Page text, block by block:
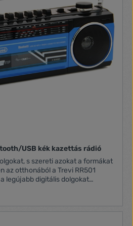
sávok Manuális hangolás
Beépített hangszóró 3,5mm-es
2 db AA elemmel működik. Az
120 x 32.6 x 77 mm
USB kék kazettás rádió
s szereti azokat a formákat
az otthonából a Trevi RR501
legújabb digitális dolgokat
régi kazettáinkról is
akkor ez a készülék lesz a